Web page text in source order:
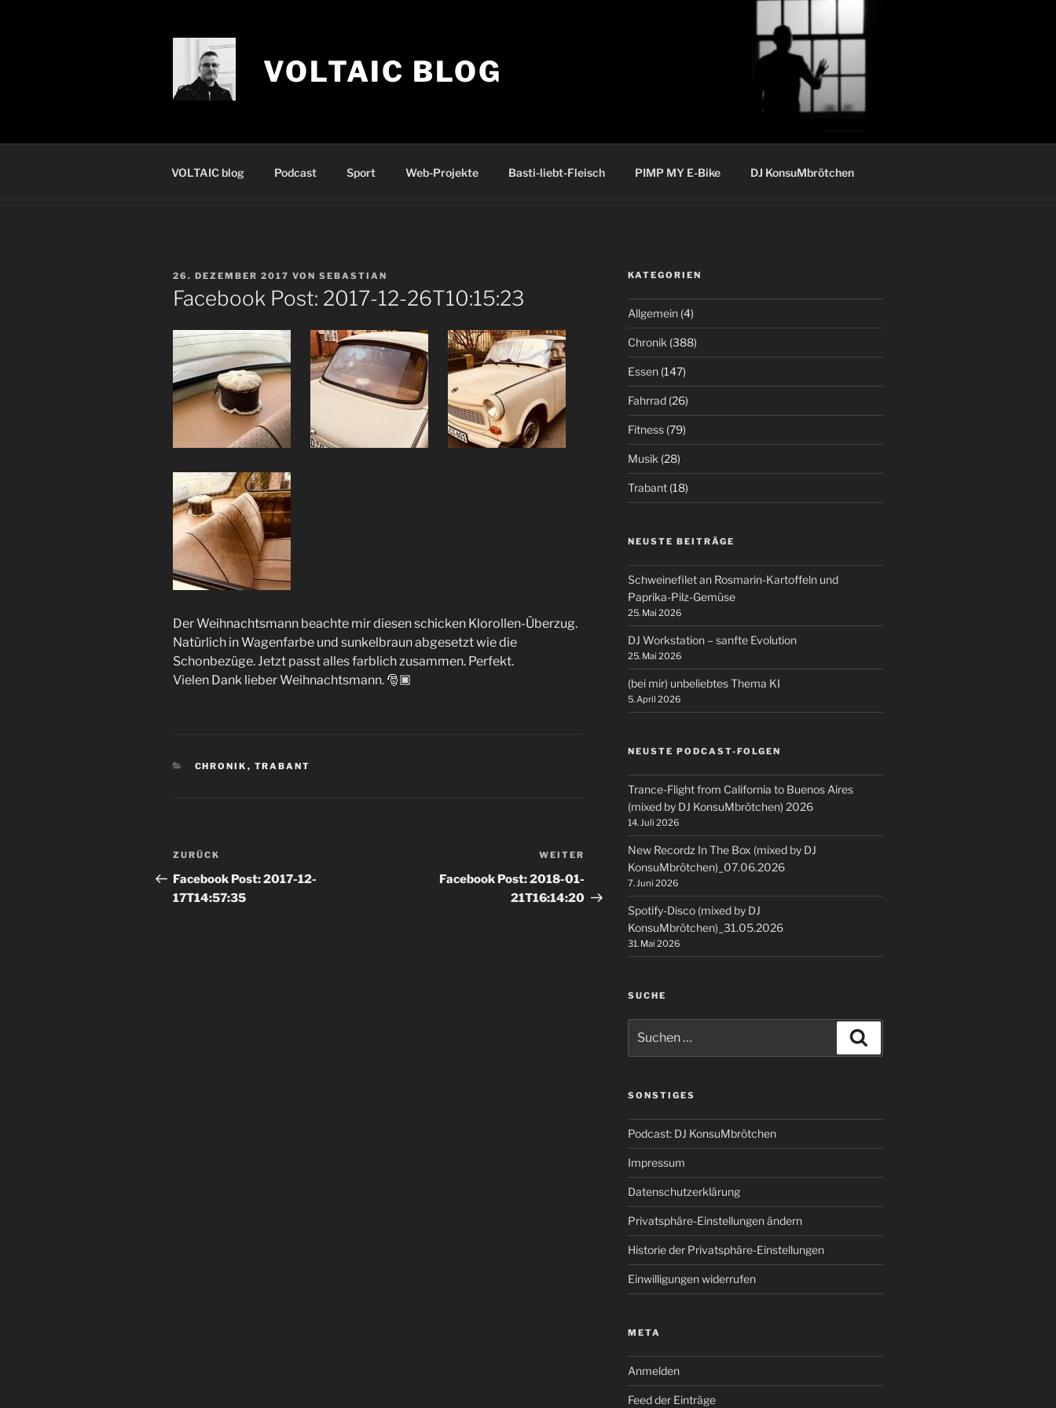
VOLTAIC BLOG
VOLTAIC blog Podcast Sport Web-Projekte Basti-liebt-Fleisch PIMP MY E-Bike DJ KonsuMbrötchen
VERÖFFENTLICHT
AM
26. DEZEMBER 2017 VON SEBASTIAN
Facebook Post: 2017-12-26T10:15:23
Der Weihnachtsmann beachte mir diesen schicken Klorollen-Überzug.
Natürlich in Wagenfarbe und sunkelbraun abgesetzt wie die
Schonbezüge. Jetzt passt alles farblich zusammen. Perfekt.
Vielen Dank lieber Weihnachtsmann. 🎅🏿
KATEGORIEN
CHRONIK , TRABANT
Beitrags-
Navigation
Vorheriger
Beitrag
ZURÜCK
Facebook Post: 2017-12-
17T14:57:35
Nächster
Beitrag
WEITER
Facebook Post: 2018-01-
21T16:14:20
KATEGORIEN
Allgemein(4)
Chronik (388)
Essen(147)
Fahrrad(26)
Fitness(79)
Musik (28)
Trabant(18)
NEUSTE BEITRÄGE
Schweinefilet an Rosmarin-Kartoffeln und
Paprika-Pilz-Gemüse
25. Mai 2026
DJ Workstation – sanfte Evolution
25. Mai 2026
(bei mir) unbeliebtes Thema KI
5. April 2026
NEUSTE PODCAST-FOLGEN
Trance-Flight from California to Buenos Aires
(mixed by DJ KonsuMbrötchen) 2026
14. Juli 2026
New Recordz In The Box (mixed by DJ
KonsuMbrötchen)_07.06.2026
7. Juni 2026
Spotify-Disco (mixed by DJ
KonsuMbrötchen)_31.05.2026
31. Mai 2026
SUCHE
nach:
SONSTIGES
Podcast: DJ KonsuMbrötchen
Impressum
Datenschutzerklärung
Privatsphäre-Einstellungen ändern
Historie der Privatsphäre-Einstellungen
Einwilligungen widerrufen
META
Anmelden
Feed der Einträge